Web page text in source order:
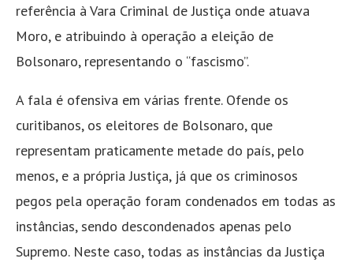
referência à Vara Criminal de Justiça onde atuava
Moro, e atribuindo à operação a eleição de
Bolsonaro, representando o “fascismo”.
A fala é ofensiva em várias frente. Ofende os
curitibanos, os eleitores de Bolsonaro, que
representam praticamente metade do país, pelo
menos, e a própria Justiça, já que os criminosos
pegos pela operação foram condenados em todas as
instâncias, sendo descondenados apenas pelo
Supremo. Neste caso, todas as instâncias da Justiça